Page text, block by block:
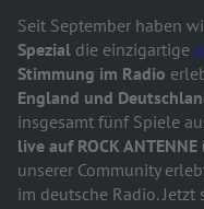
Seit September haben
Spezial die einzigartige
Stimmung im Radio
England und
insgesamt fünf Spiele
live auf ROCK
unserer Community
im deutsche Radio.